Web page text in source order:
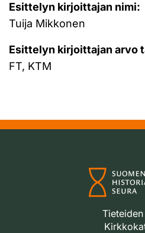
Esittelyn kirjoittajan nimi:
Tuija Mikkonen
Esittelyn kirjoittajan arvo
FT, KTM